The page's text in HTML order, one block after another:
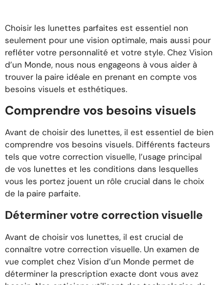
Choisir les lunettes parfaites est essentiel non
seulement pour une vision optimale, mais aussi pour
refléter votre personnalité et votre style. Chez Vision
d’un Monde, nous nous engageons à vous aider à
trouver la paire idéale en prenant en compte vos
besoins visuels et esthétiques.
Comprendre vos besoins visuels
Avant de choisir des lunettes, il est essentiel de bien
comprendre vos besoins visuels. Différents facteurs
tels que votre correction visuelle, l’usage principal
de vos lunettes et les conditions dans lesquelles
vous les portez jouent un rôle crucial dans le choix
de la paire parfaite.
Déterminer votre correction visuelle
Avant de choisir vos lunettes, il est crucial de
connaître votre correction visuelle. Un examen de
vue complet chez Vision d’un Monde permet de
déterminer la prescription exacte dont vous avez